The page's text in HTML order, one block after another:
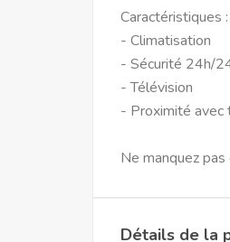
Caractéristiques :
- Climatisation
- Sécurité 24h/
- Télévision
- Proximité
Ne manquez
Détails de la